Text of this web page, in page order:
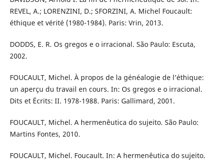
REVEL, A.; LORENZINI, D.; SFORZINI, A. Michel Foucault:
éthique et vérité (1980-1984). Paris: Vrin, 2013.
DODDS, E. R. Os gregos e o irracional. São Paulo: Escuta,
2002.
FOUCAULT, Michel. À propos de la généalogie de l’éthique:
un aperçu du travail en cours. In: Os gregos e o irracional.
Dits et Écrits: II. 1978-1988. Paris: Gallimard, 2001.
FOUCAULT, Michel. A hermenêutica do sujeito. São Paulo:
Martins Fontes, 2010.
FOUCAULT, Michel. Foucault. In: A hermenêutica do sujeito.